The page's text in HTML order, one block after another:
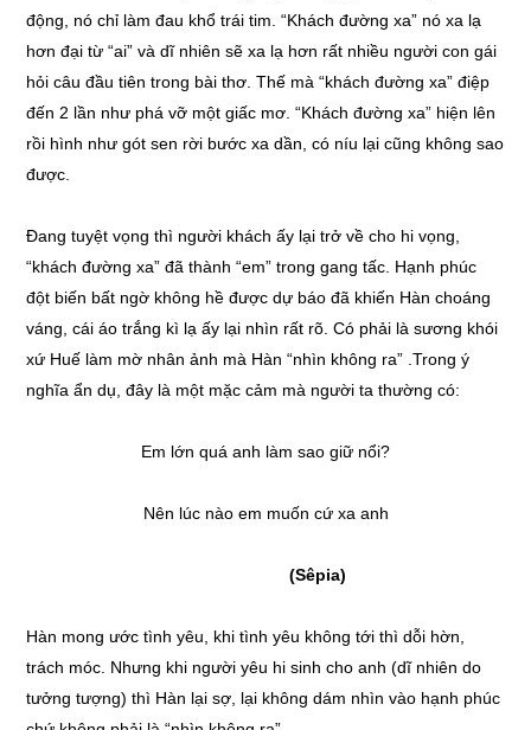
động, nó chỉ làm đau khổ trái tim. “Khách đường xa” nó xa lạ
hơn đại từ “ai” và dĩ nhiên sẽ xa lạ hơn rất nhiều người con gái
hỏi câu đầu tiên trong bài thơ. Thế mà “khách đường xa” điệp
đến 2 lần như phá vỡ một giấc mơ. “Khách đường xa” hiện lên
rồi hình như gót sen rời bước xa dần, có níu lại cũng không sao
được.
Đang tuyệt vọng thì người khách ấy lại trở về cho hi vọng,
“khách đường xa” đã thành “em” trong gang tấc. Hạnh phúc
đột biến bất ngờ không hề được dự báo đã khiến Hàn choáng
váng, cái áo trắng kì lạ ấy lại nhìn rất rõ. Có phải là sương khói
xứ Huế làm mờ nhân ảnh mà Hàn “nhìn không ra” .Trong ý
nghĩa ẩn dụ, đây là một mặc cảm mà người ta thường có:
Em lớn quá anh làm sao giữ nổi?
Nên lúc nào em muốn cứ xa anh
(Sêpia)
Hàn mong ước tình yêu, khi tình yêu không tới thì dỗi hờn,
trách móc. Nhưng khi người yêu hi sinh cho anh (dĩ nhiên do
tưởng tượng) thì Hàn lại sợ, lại không dám nhìn vào hạnh phúc